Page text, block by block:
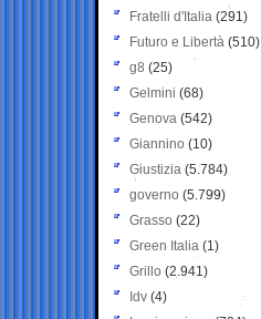
Fratelli d'Italia (291)
Futuro e Libertà (510)
g8 (25)
Gelmini (68)
Genova (542)
Giannino (10)
Giustizia (5.784)
governo (5.799)
Grasso (22)
Green Italia (1)
Grillo (2.941)
Idv (4)